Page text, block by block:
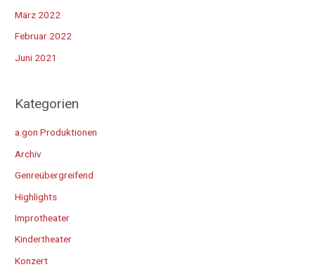
März 2022
Februar 2022
Juni 2021
Kategorien
a.gon Produktionen
Archiv
Genreübergreifend
Highlights
Improtheater
Kindertheater
Konzert